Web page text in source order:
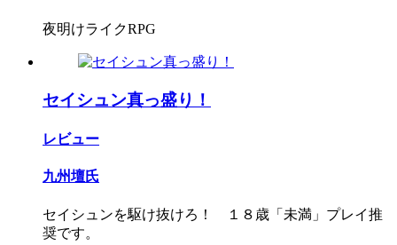
夜明けライクRPG
セイシュン真っ盛り！
レビュー
九州壇氏
セイシュンを駆け抜けろ！ １８歳「未満」プレイ推
奨です。